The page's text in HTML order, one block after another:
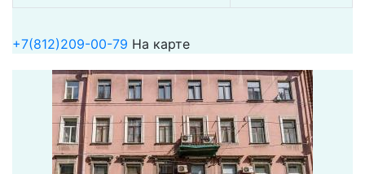
+7(812)209-00-79 На карте